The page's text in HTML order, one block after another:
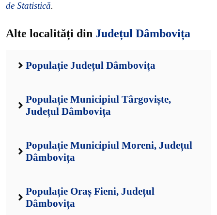
de Statistică.
Alte localități din Județul Dâmbovița
Populație Județul Dâmbovița
Populație Municipiul Târgoviște,
Județul Dâmbovița
Populație Municipiul Moreni, Județul
Dâmbovița
Populație Oraș Fieni, Județul
Dâmbovița